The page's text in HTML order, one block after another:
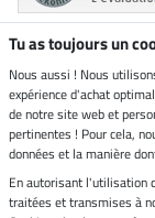
Boutique
neutre
Livraison par
Paiement sécurisé
Tu as toujours un
Nous aussi ! Nous
expérience d'achat
de notre site web et
pertinentes ! Pour cela,
données et la manière
En autorisant l'utilisation
traitées et transmises à